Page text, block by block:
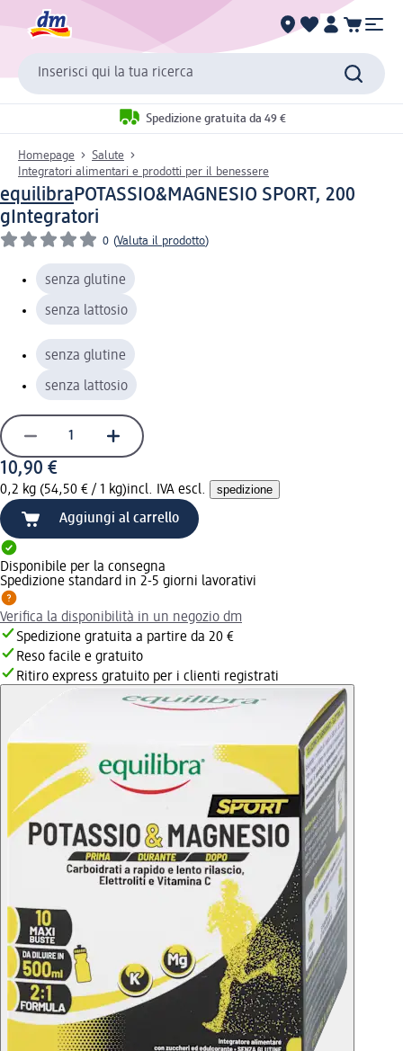
Inserisci qui la tua ricerca
Spedizione gratuita da 49 €
Homepage
Salute
Integratori alimentari e prodotti per il benessere
equilibraPOTASSIO&MAGNESIO SPORT, 200
g Integratori
0 (Valuta il prodotto)
senza glutine
senza lattosio
senza glutine
senza lattosio
10,90 €
0,2 kg (54,50 € / 1 kg)incl. IVA escl. spedizione
Aggiungi al carrello
Disponibile per la consegna
Spedizione standard in 2-5 giorni lavorativi
Verifica la disponibilità in un negozio dm
Spedizione gratuita a partire da 20 €
Reso facile e gratuito
Ritiro express gratuito per i clienti registrati